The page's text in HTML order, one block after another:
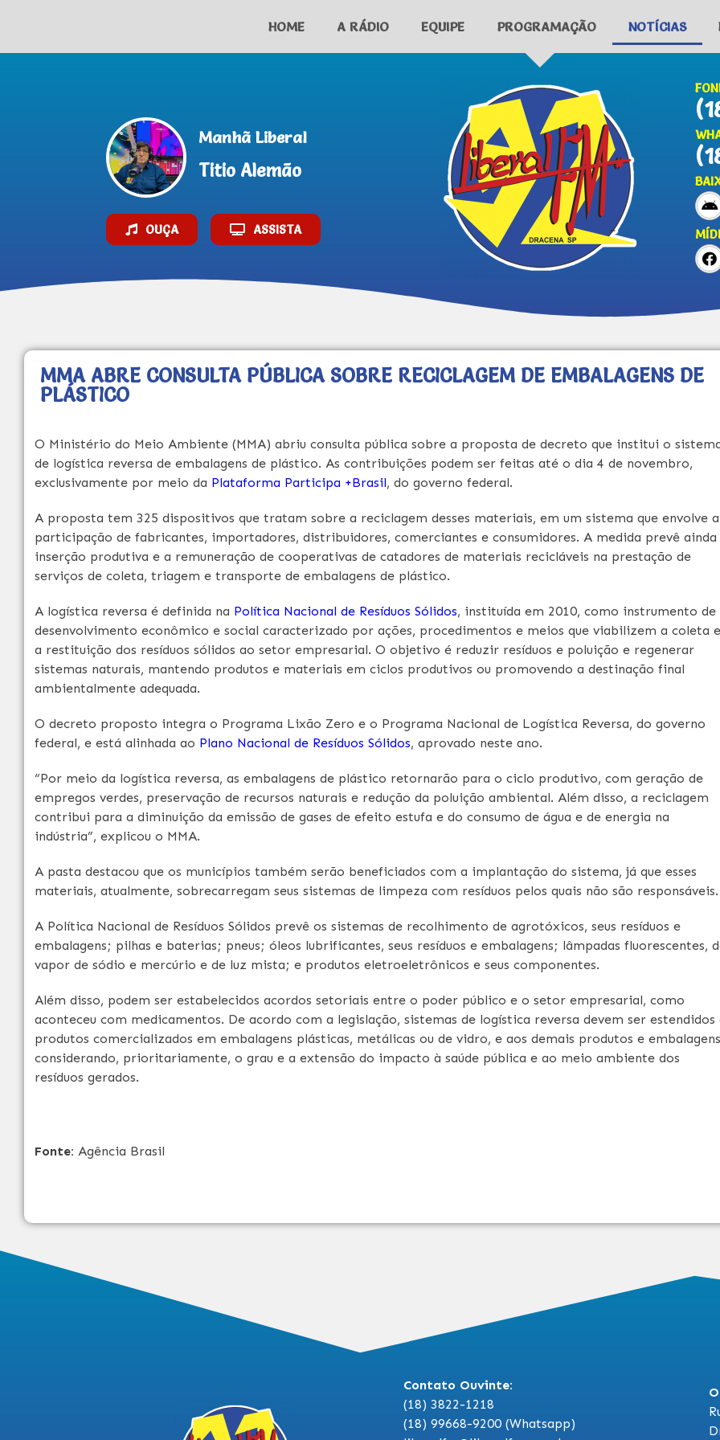
HOME A RÁDIO EQUIPE PROGRAMAÇÃO NOTÍCIAS
Manhã Liberal
Titio Alemão
OUÇA ASSISTA
MMA ABRE CONSULTA PÚBLICA SOBRE RECICLAGEM DE EMBALAGENS DE
PLÁSTICO
O Ministério do Meio Ambiente (MMA) abriu consulta pública sobre a proposta de decreto que institui o
de logística reversa de embalagens de plástico. As contribuições podem ser feitas até o dia 4 de novembro,
exclusivamente por meio da Plataforma Participa +Brasil, do governo federal.
A proposta tem 325 dispositivos que tratam sobre a reciclagem desses materiais, em um sistema que envolve a
participação de fabricantes, importadores, distribuidores, comerciantes e consumidores. A medida prevê ainda
inserção produtiva e a remuneração de cooperativas de catadores de materiais recicláveis na prestação de
serviços de coleta, triagem e transporte de embalagens de plástico.
A logística reversa é definida na Política Nacional de Resíduos Sólidos, instituída em 2010, como instrumento de
desenvolvimento econômico e social caracterizado por ações, procedimentos e meios que viabilizem a coleta e
a restituição dos resíduos sólidos ao setor empresarial. O objetivo é reduzir resíduos e poluição e regenerar
sistemas naturais, mantendo produtos e materiais em ciclos produtivos ou promovendo a destinação final
ambientalmente adequada.
O decreto proposto integra o Programa Lixão Zero e o Programa Nacional de Logística Reversa, do governo
federal, e está alinhada ao Plano Nacional de Resíduos Sólidos, aprovado neste ano.
“Por meio da logística reversa, as embalagens de plástico retornarão para o ciclo produtivo, com geração de
empregos verdes, preservação de recursos naturais e redução da poluição ambiental. Além disso, a reciclagem
contribui para a diminuição da emissão de gases de efeito estufa e do consumo de água e de energia na
indústria”, explicou o MMA.
A pasta destacou que os municípios também serão beneficiados com a implantação do sistema, já que esses
materiais, atualmente, sobrecarregam seus sistemas de limpeza com resíduos pelos quais não são responsáveis.
A Política Nacional de Resíduos Sólidos prevê os sistemas de recolhimento de agrotóxicos, seus resíduos e
embalagens; pilhas e baterias; pneus; óleos lubrificantes, seus resíduos e embalagens; lâmpadas fluorescentes,
vapor de sódio e mercúrio e de luz mista; e produtos eletroeletrônicos e seus componentes.
Além disso, podem ser estabelecidos acordos setoriais entre o poder público e o setor empresarial, como
aconteceu com medicamentos. De acordo com a legislação, sistemas de logística reversa devem ser estendidos
produtos comercializados em embalagens plásticas, metálicas ou de vidro, e aos demais produtos e
considerando, prioritariamente, o grau e a extensão do impacto à saúde pública e ao meio ambiente dos
resíduos gerados.
Fonte: Agência Brasil
Contato Ouvinte:
(18) 3822-1218
(18) 99668-9200 (Whatsapp)